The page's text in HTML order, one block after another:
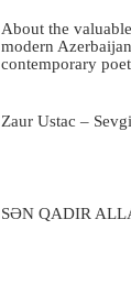
About the
modern
contemporary
Zaur Ustac –
SƏN QADIR